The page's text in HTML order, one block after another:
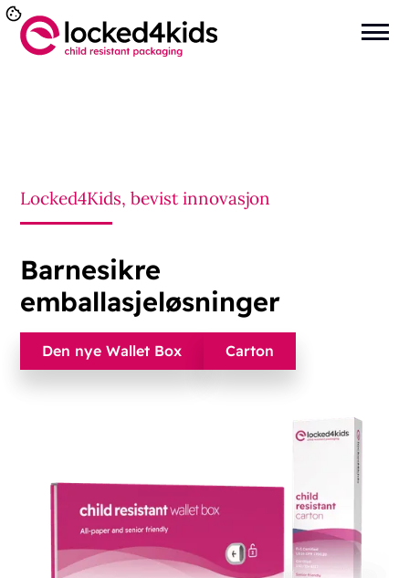
Locked4Kids, bevist innovasjon
Barnesikre
emballasjeløsninger
Den nye Wallet Box Carton